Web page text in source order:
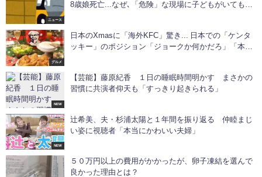
ニュース
8歳娘死亡...なぜ､「危険」な現場に子どもがいても誰
グルメ
日本のXmasに「海外KFC」驚き... 日本での「ケンタ
ッキー」のポジション「ジョークか何かだろ」「本気
NEW
【芸能】藤原紀香 １日の睡眠時間明かす まさかの
習慣に共演者仰天も「すっきり起きられる」
NEW
辻希美、夫・杉浦太陽と１年間を振り返る 仲睦まじ
い姿に視聴者「本当にかわいい夫婦」
５０万円以上の費用がかかったが、卵子凍結を選んで
良かった理由とは？